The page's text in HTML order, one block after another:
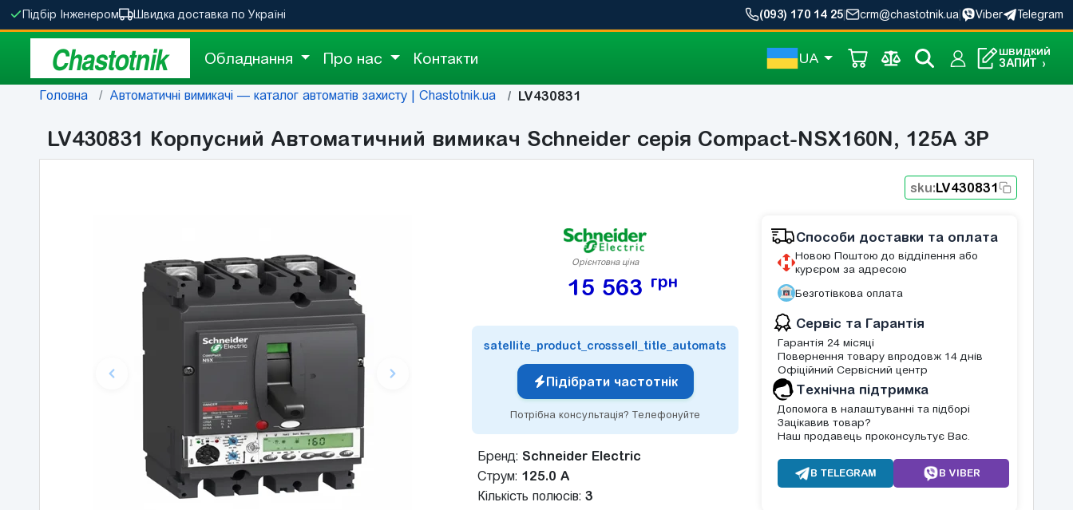
Підбір Інженером Швидка доставка по Україні (093) 170 14 25 crm@chastotnik.ua Viber Telegram
Chastotnik Обладнання Про нас Контакти UA ШВИДКИЙ
ЗАПИТ ›
Головна Автоматичні вимикачі — каталог автоматів захисту | Chastotnik.ua LV430831
LV430831 Корпусний Автоматичний вимикач Schneider серія Compact-NSX160N, 125A 3P
sku:LV430831
Орієнтовна ціна
15 563 грн
satellite_product_crosssell_title_automats
Підібрати частотнік
Потрібна консультація? Телефонуйте
Бренд: Schneider Electric
Струм: 125.0 А
Кількість полюсів:3
Способи доставки та оплата
Новою Поштою до відділення або
курєром за адресою
Безготівкова оплата
Сервіс та Гарантія
Гарантія 24 місяці
Повернення товару впродовж 14 днів
Офіційний Сервісний центр
Tехнічна підтримка
Допомога в налаштуванні та підборі
Зацікавив товар?
Наш продавець проконсультує Вас.
В TELEGRAM В VIBER